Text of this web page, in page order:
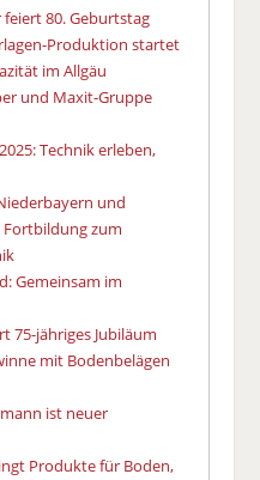
80. Geburtstag
Produktion startet
im Allgäu
und Maxit-Gruppe
Technik erleben,
und
Fortbildung zum
Gemeinsam im
75-jähriges Jubiläum
mit Bodenbelägen
ist neuer
Produkte für Boden,